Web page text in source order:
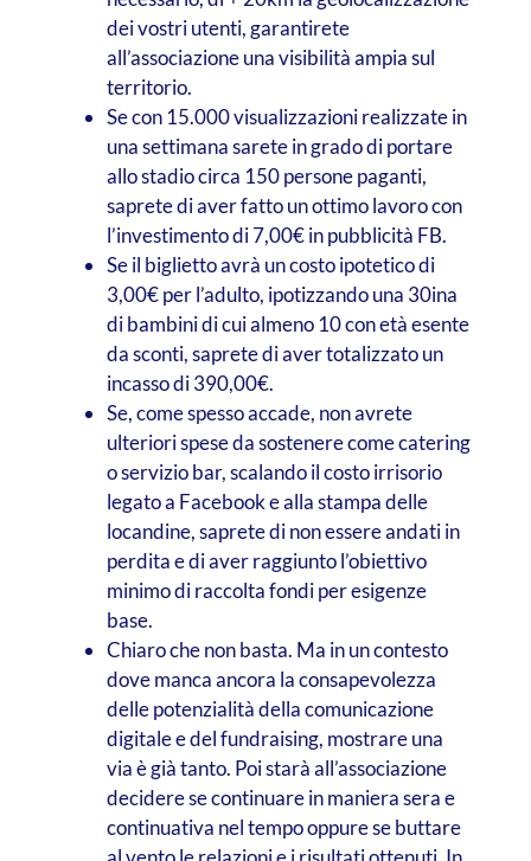
dei vostri utenti, garantirete
all’associazione una visibilità ampia sul
territorio.
Se con 15.000 visualizzazioni realizzate in
una settimana sarete in grado di portare
allo stadio circa 150 persone paganti,
saprete di aver fatto un ottimo lavoro con
l’investimento di 7,00€ in pubblicità FB.
Se il biglietto avrà un costo ipotetico di
3,00€ per l’adulto, ipotizzando una 30ina
di bambini di cui almeno 10 con età esente
da sconti, saprete di aver totalizzato un
incasso di 390,00€.
Se, come spesso accade, non avrete
ulteriori spese da sostenere come catering
o servizio bar, scalando il costo irrisorio
legato a Facebook e alla stampa delle
locandine, saprete di non essere andati in
perdita e di aver raggiunto l’obiettivo
minimo di raccolta fondi per esigenze
base.
Chiaro che non basta. Ma in un contesto
dove manca ancora la consapevolezza
delle potenzialità della comunicazione
digitale e del fundraising, mostrare una
via è già tanto. Poi starà all’associazione
decidere se continuare in maniera sera e
continuativa nel tempo oppure se buttare